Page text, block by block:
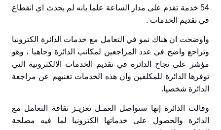
54 خدمة تقدم على مدار الساعة علما بانه لم يحدث اي انقطاع
في تقديم الخدمات .
واوضحت ان هناك نمو في التعامل مع خدمات الدائرة الكترونيا
وتراجع واضح في عدد المراجعين لمكاتب الدائرة وجاهيا ، وهو
مؤشر على نجاح الدائرة في تقديم الخدمات الالكترونية التي
توفرها الدائرة للمكلفين وان هذه الخدمات تغنيهم عن مراجعة
الدائرة شخصيا.
وقالت الدائرة إنها ستواصل العمـل تعزيـز ثقافة التعامل مع
الدائرة والحصول على خدماتها الكترونيا لما فيه مصلحة